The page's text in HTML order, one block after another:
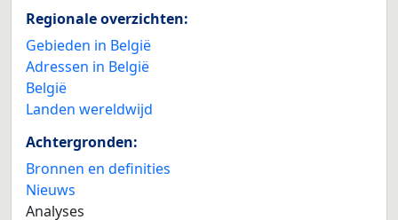
Regionale overzichten:
Gebieden in België
Adressen in België
België
Landen wereldwijd
Achtergronden:
Bronnen en definities
Nieuws
Analyses